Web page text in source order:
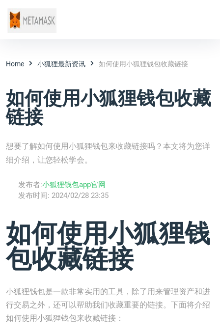
Home 小狐狸最新资讯 如何使用小狐狸钱包收藏链接
如何使用小狐狸钱包收藏
链接
想要了解如何使用小狐狸钱包来收藏链接吗？本文将为您详
细介绍，让您轻松学会。
发布者:小狐狸钱包app官网
发布时间: 2024/02/28 23:35
如何使用小狐狸钱
包收藏链接
小狐狸钱包是一款非常实用的工具，除了用来管理资产和进
行交易之外，还可以帮助我们收藏重要的链接。下面将介绍
如何使用小狐狸钱包来收藏链接：